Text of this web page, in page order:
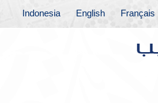
Français
English
Indonesia على